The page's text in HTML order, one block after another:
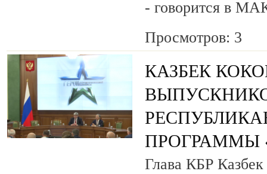
- говорится в
Просмотров: 3
КАЗБЕК
ПРОГРАММЫ
Глава КБР Казбек